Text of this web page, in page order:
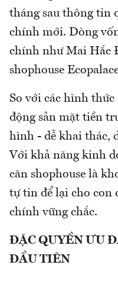
tháng sau thông tin
chính mới. Dòng
chính như Mai Hắc
shophouse
So với các hình
động sản mặt tiền
hình - dễ khai thác,
Với khả năng kinh
căn shophouse là
tự tin để lại cho con
chính vững chắc.
ĐẶC QUYỀN ƯU
ĐẦU TIÊN